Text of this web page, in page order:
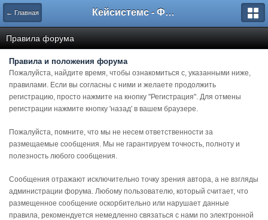
← Главная Кейсистемс - Форумы
Правила форума
Правила и положения форума
Пожалуйста, найдите время, чтобы ознакомиться с, указанными ниже,
правилами. Если вы согласны с ними и желаете продолжить
регистрацию, просто нажмите на кнопку "Регистрация". Для отмены
регистрации нажмите кнопку 'назад' в вашем браузере.
Пожалуйста, помните, что мы не несем ответственности за
размещаемые сообщения. Мы не гарантируем точность, полноту и
полезность любого сообщения.
Сообщения отражают исключительно точку зрения автора, а не взгляды
администрации форума. Любому пользователю, который считает, что
размещенное сообщение оскорбительно или нарушает данные
правила, рекомендуется немедленно связаться с нами по электронной